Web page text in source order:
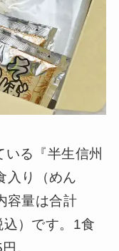
る『半生信州
入り（めん
容量は合計
）です。1食
。